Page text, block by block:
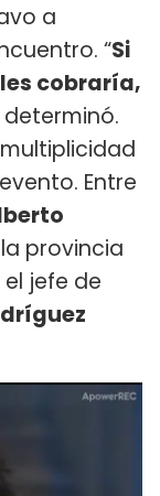
a
“Si
cobraría,
determinó.
Entre
provincia
el jefe de